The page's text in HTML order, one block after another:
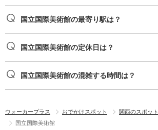
国立国際美術館の最寄り駅は？
国立国際美術館の定休日は？
国立国際美術館の混雑する時間は？
ウォーカープラス おでかけスポット 関西のスポット
国立国際美術館